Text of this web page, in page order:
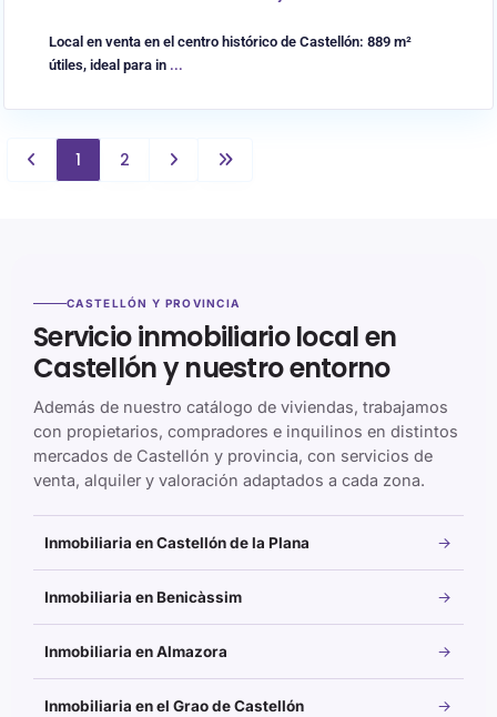
Local en venta en el centro histórico de Castellón: 889 m²
útiles, ideal para in ...
1 2
CASTELLÓN Y PROVINCIA
Servicio inmobiliario local en
Castellón y nuestro entorno
Además de nuestro catálogo de viviendas, trabajamos
con propietarios, compradores e inquilinos en distintos
mercados de Castellón y provincia, con servicios de
venta, alquiler y valoración adaptados a cada zona.
Inmobiliaria en Castellón de la Plana
Inmobiliaria en Benicàssim
Inmobiliaria en Almazora
Inmobiliaria en el Grao de Castellón